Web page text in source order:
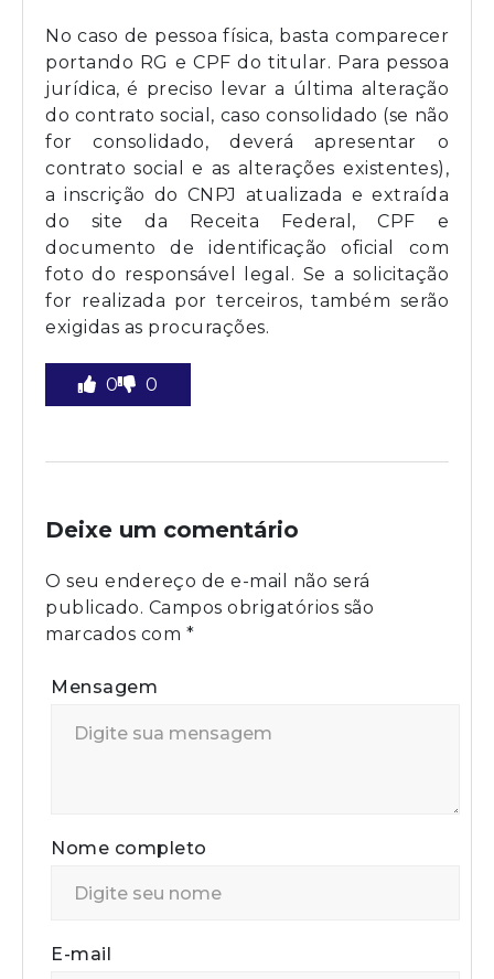
No caso de pessoa física, basta comparecer
portando RG e CPF do titular. Para pessoa
jurídica, é preciso levar a última alteração
do contrato social, caso consolidado (se não
for consolidado, deverá apresentar o
contrato social e as alterações existentes),
a inscrição do CNPJ atualizada e extraída
do site da Receita Federal, CPF e
documento de identificação oficial com
foto do responsável legal. Se a solicitação
for realizada por terceiros, também serão
exigidas as procurações.
0 0
Deixe um comentário
O seu endereço de e-mail não será
publicado. Campos obrigatórios são
marcados com *
Mensagem
Nome completo
E-mail